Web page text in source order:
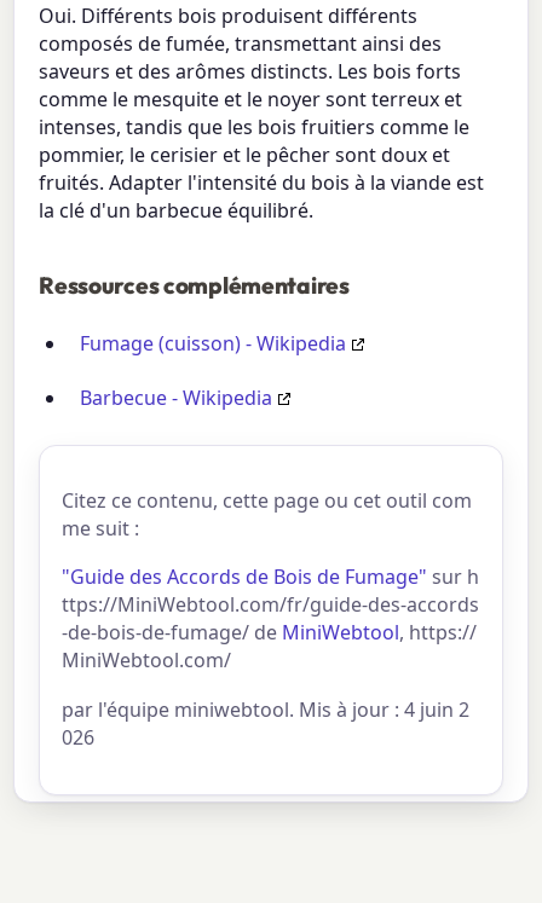
Oui. Différents bois produisent différents
composés de fumée, transmettant ainsi des
saveurs et des arômes distincts. Les bois forts
comme le mesquite et le noyer sont terreux et
intenses, tandis que les bois fruitiers comme le
pommier, le cerisier et le pêcher sont doux et
fruités. Adapter l'intensité du bois à la viande est
la clé d'un barbecue équilibré.
Ressources complémentaires
Fumage (cuisson) - Wikipedia
Barbecue - Wikipedia
Citez ce contenu, cette page ou cet outil com
me suit :
"Guide des Accords de Bois de Fumage" sur h
ttps://MiniWebtool.com/fr/guide-des-accords
-de-bois-de-fumage/ de MiniWebtool, https://
MiniWebtool.com/
par l'équipe miniwebtool. Mis à jour : 4 juin 2
026